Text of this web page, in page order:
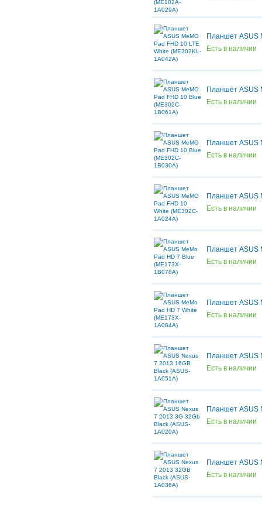
Планшет ASUS
Есть в наличии
Планшет ASUS
Есть в наличии
Планшет ASUS
Есть в наличии
Планшет ASUS
Есть в наличии
Планшет ASUS
Есть в наличии
Планшет ASUS
Есть в наличии
Планшет ASUS
Есть в наличии
Планшет ASUS
Есть в наличии
Планшет ASUS
Есть в наличии